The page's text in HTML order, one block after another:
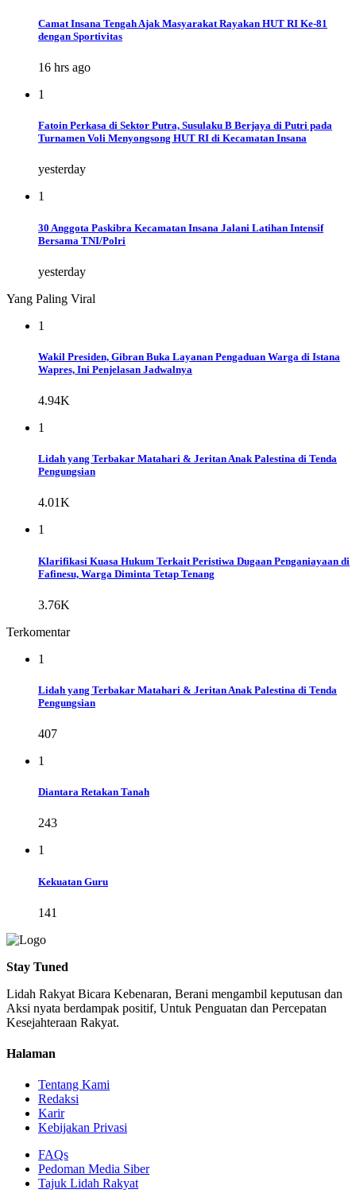
Camat Insana Tengah Ajak Masyarakat Rayakan HUT RI Ke-81
dengan Sportivitas
16 hrs ago
1
Fatoin Perkasa di Sektor Putra, Susulaku B Berjaya di Putri pada
Turnamen Voli Menyongsong HUT RI di Kecamatan Insana
yesterday
1
30 Anggota Paskibra Kecamatan Insana Jalani Latihan Intensif
Bersama TNI/Polri
yesterday
Yang Paling Viral
1
Wakil Presiden, Gibran Buka Layanan Pengaduan Warga di Istana
Wapres, Ini Penjelasan Jadwalnya
4.94K
1
Lidah yang Terbakar Matahari & Jeritan Anak Palestina di Tenda
Pengungsian
4.01K
1
Klarifikasi Kuasa Hukum Terkait Peristiwa Dugaan Penganiayaan di
Fafinesu, Warga Diminta Tetap Tenang
3.76K
Terkomentar
1
Lidah yang Terbakar Matahari & Jeritan Anak Palestina di Tenda
Pengungsian
407
1
Diantara Retakan Tanah
243
1
Kekuatan Guru
141
Stay Tuned
Lidah Rakyat Bicara Kebenaran, Berani mengambil keputusan dan
Aksi nyata berdampak positif, Untuk Penguatan dan Percepatan
Kesejahteraan Rakyat.
Halaman
Tentang Kami
Redaksi
Karir
Kebijakan Privasi
FAQs
Pedoman Media Siber
Tajuk Lidah Rakyat